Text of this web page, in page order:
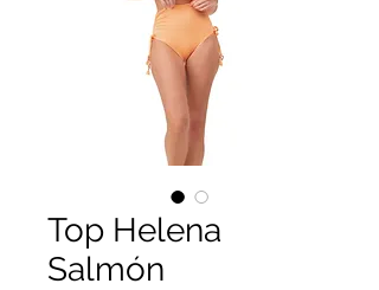
Top Helena
Salmón